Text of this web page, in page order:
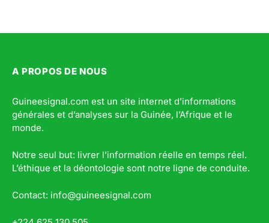
A PROPOS DE NOUS
Guineesignal.com est un site internet d’informations
générales et d’analyses sur la Guinée, l’Afrique et le
monde.
Notre seul but: livrer l’information réelle en temps réel.
L’éthique et la déontologie sont notre ligne de conduite.
Contact: info@guineesignal.com